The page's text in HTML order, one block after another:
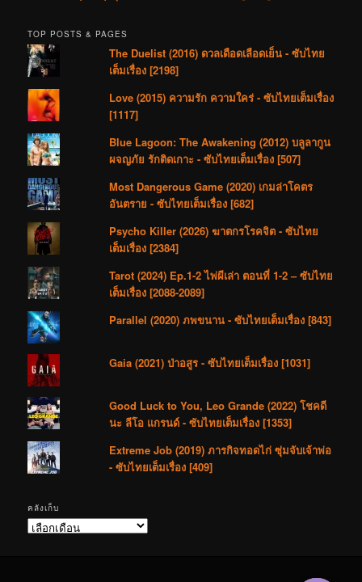
TOP POSTS & PAGES
The Duelist (2016) ดวลเดือดเลือดเย็น - ซับไทย
เต็มเรื่อง [2198]
Love (2015) ความรัก ความใคร่ - ซับไทยเต็มเรื่อง
[1117]
Blue Lagoon: The Awakening (2012) บลูลากูน
ผจญภัย รักติดเกาะ - ซับไทยเต็มเรื่อง [507]
Most Dangerous Game (2020) เกมล่าโคตร
อันตราย - ซับไทยเต็มเรื่อง [682]
Psycho Killer (2026) ฆาตกรโรคจิต - ซับไทย
เต็มเรื่อง [2384]
Tarot (2024) Ep.1-2 ไพ่ผีเล่า ตอนที่ 1-2 – ซับไทย
เต็มเรื่อง [2088-2089]
Parallel (2020) ภพขนาน - ซับไทยเต็มเรื่อง [843]
Gaia (2021) ป่าอสูร - ซับไทยเต็มเรื่อง [1031]
Good Luck to You, Leo Grande (2022) โชคดี
นะ ลีโอ แกรนด์ - ซับไทยเต็มเรื่อง [1353]
Extreme Job (2019) ภารกิจทอดไก่ ซุ่มจับเจ้าพ่อ
- ซับไทยเต็มเรื่อง [409]
คลังเก็บ
คลัง